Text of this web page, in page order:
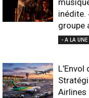
inédite.
groupe
- A LA UNE
Airlines